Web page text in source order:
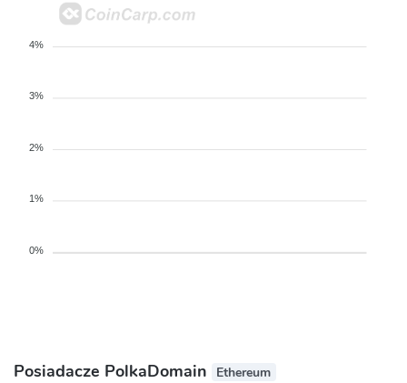
4%
3%
2%
1%
0%
Posiadacze PolkaDomain Ethereum